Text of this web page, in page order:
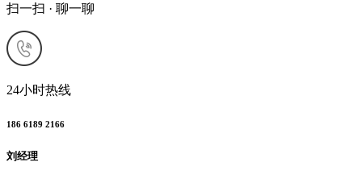
扫一扫 · 聊一聊
24小时热线
186 6189 2166
刘经理